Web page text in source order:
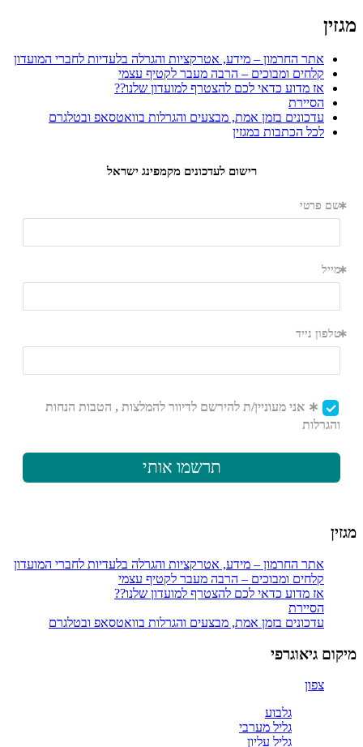
מגזין
אתר החרמון – מידע, אטרקציות והגרלה בלעדיות לחברי המועדון
קלחים ומבוכים – הרבה מעבר לקטיף עצמי
אז מדוע כדאי לכם להצטרף למועדון שלנו??
הסיירת
עדכונים בזמן אמת, מבצעים והגרלות בוואטסאפ ובטלגרם
לכל הכתבות במגזין
מגזין
אתר החרמון – מידע, אטרקציות והגרלה בלעדיות לחברי המועדון
קלחים ומבוכים – הרבה מעבר לקטיף עצמי
אז מדוע כדאי לכם להצטרף למועדון שלנו??
הסיירת
עדכונים בזמן אמת, מבצעים והגרלות בוואטסאפ ובטלגרם
מיקום גיאוגרפי
צפון
גלבוע
גליל מערבי
גליל עליון